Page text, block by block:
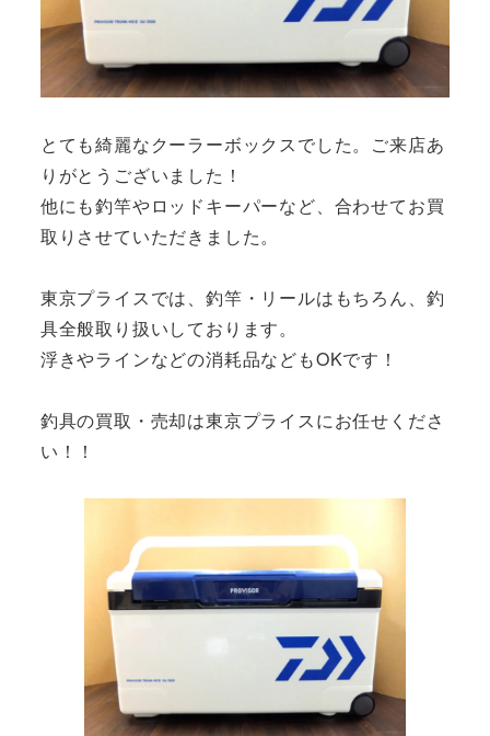
とても綺麗なクーラーボックスでした。ご来店あ
りがとうございました！
他にも釣竿やロッドキーパーなど、合わせてお買
取りさせていただきました。
東京プライスでは、釣竿・リールはもちろん、釣
具全般取り扱いしております。
浮きやラインなどの消耗品などもOKです！
釣具の買取・売却は東京プライスにお任せくださ
い！！